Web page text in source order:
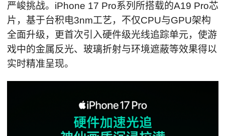
严峻挑战。iPhone 17 Pro系列所搭载的A19 Pro芯
片，基于台积电3nm工艺，不仅CPU与GPU架构
全面升级，更首次引入硬件级光线追踪单元，使游
戏中的金属反光、玻璃折射与环境遮蔽等效果得以
实时精准呈现。